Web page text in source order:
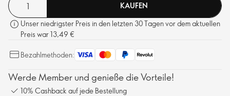
KAUFEN
Unser niedrigster Preis in den letzten 30 Tagen vor dem aktuellen
Preis war 13,49 €
Bezahlmethoden:
Werde Member und genieße die Vorteile!
10% Cashback auf jede Bestellung